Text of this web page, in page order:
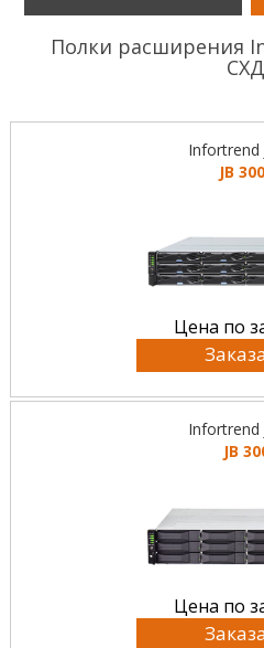
Полки расширения
СХД
Infortrend
JB
Цена по
Infortrend
JB
Цена по